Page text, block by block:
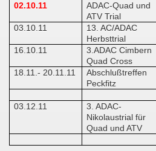
02.10.11
ADAC-Quad und
ATV Trial
03.10.11
13. AC/ADAC
Herbsttrial
16.10.11
3.ADAC Cimbern
Quad Cross
18.11.- 20.11.11
Abschlußtreffen
Peckfitz
03.12.11
3. ADAC-
Nikolaustrial für
Quad und ATV